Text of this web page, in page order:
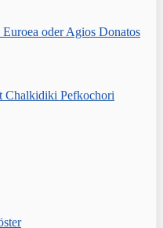
Euroea oder Agios Donatos
Chalkidiki Pefkochori